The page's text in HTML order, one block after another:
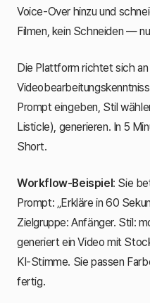
Voice-Over hinzu und
Filmen, kein Schneiden —
Die Plattform richtet sich
Prompt eingeben, Stil
Listicle), generieren. In 5
Short.
Workflow-Beispiel: Sie
Prompt: „Erkläre in 60
Zielgruppe: Anfänger. Stil:
generiert ein Video mit
KI-Stimme. Sie passen
fertig.